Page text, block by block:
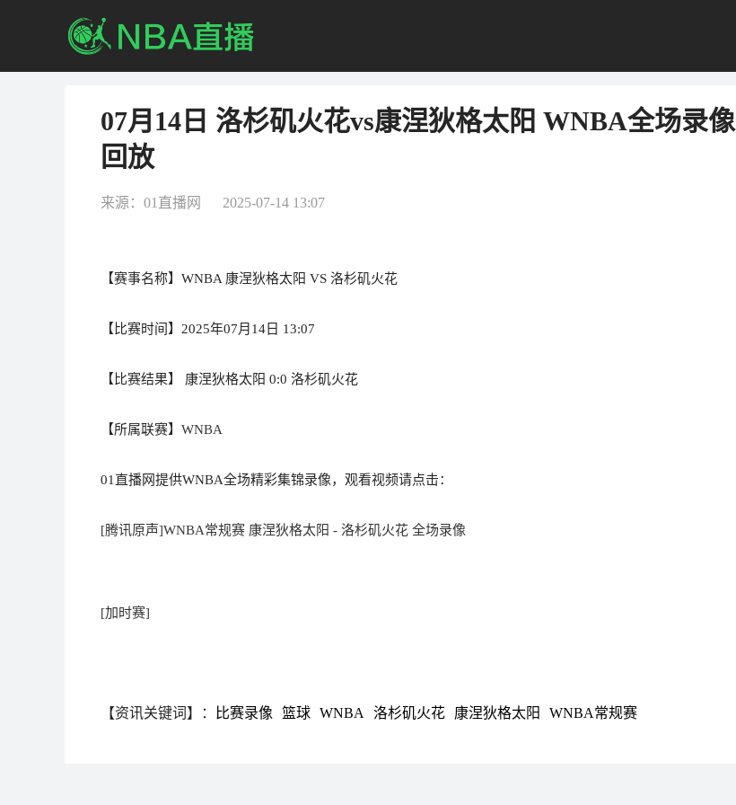
07月14日 洛杉矶火花vs康涅狄格太阳 WNBA全场录像
回放
来源：01直播网 2025-07-14 13:07
【赛事名称】WNBA 康涅狄格太阳 VS 洛杉矶火花
【比赛时间】2025年07月14日 13:07
【比赛结果】 康涅狄格太阳 0:0 洛杉矶火花
【所属联赛】 WNBA
01直播网提供WNBA全场精彩集锦录像，观看视频请点击：
[腾讯原声]WNBA常规赛 康涅狄格太阳 - 洛杉矶火花 全场录像
[加时赛]
【资讯关键词】： 比赛录像 篮球 WNBA 洛杉矶火花 康涅狄格太阳 WNBA常规赛